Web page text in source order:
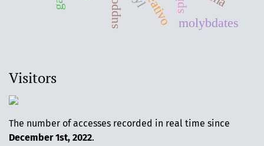
molybdates
Visitors
The number of accesses recorded in real time since
December 1st, 2022.